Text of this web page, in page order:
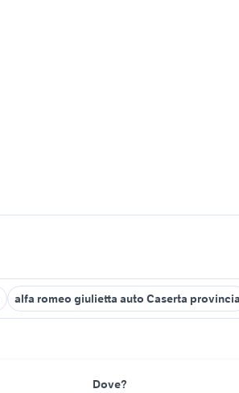
alfa romeo giulietta auto Caserta provincia
Dove?